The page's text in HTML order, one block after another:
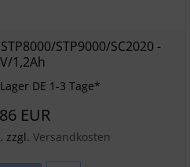
STP9000/SC2020 -
1,2Ah
Lager DE 1-3 Tage*
EUR
zzgl. Versandkosten